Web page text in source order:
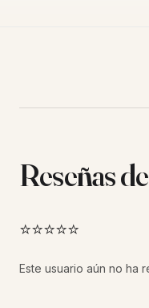
Reseñas
⭐⭐⭐⭐⭐
Este usuario aún no ha